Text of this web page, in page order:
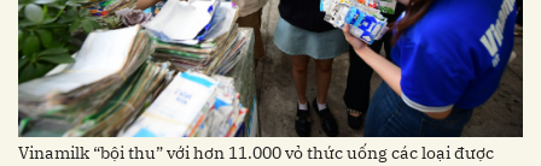
Vinamilk “bội thu” với hơn 11.000 vỏ thức uống các loại được